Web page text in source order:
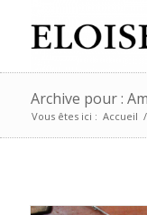
Archive pour :
Vous êtes ici : Accueil /